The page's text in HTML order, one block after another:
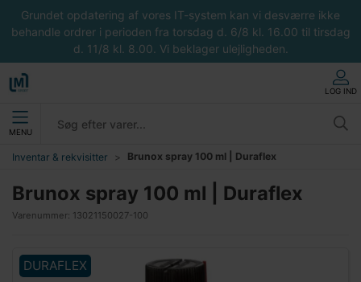
Grundet opdatering af vores IT-system kan vi desværre ikke
behandle ordrer i perioden fra torsdag d. 6/8 kl. 16.00 til tirsdag
d. 11/8 kl. 8.00. Vi beklager ulejligheden.
LOG IND
MENU
Inventar & rekvisitter Brunox spray 100 ml | Duraflex
Brunox spray 100 ml | Duraflex
Varenummer: 13021150027-100
DURAFLEX